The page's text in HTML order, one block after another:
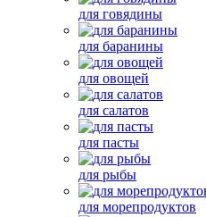
для говядины
для баранины
для овощей
для салатов
для пасты
для рыбы
для морепродуктов